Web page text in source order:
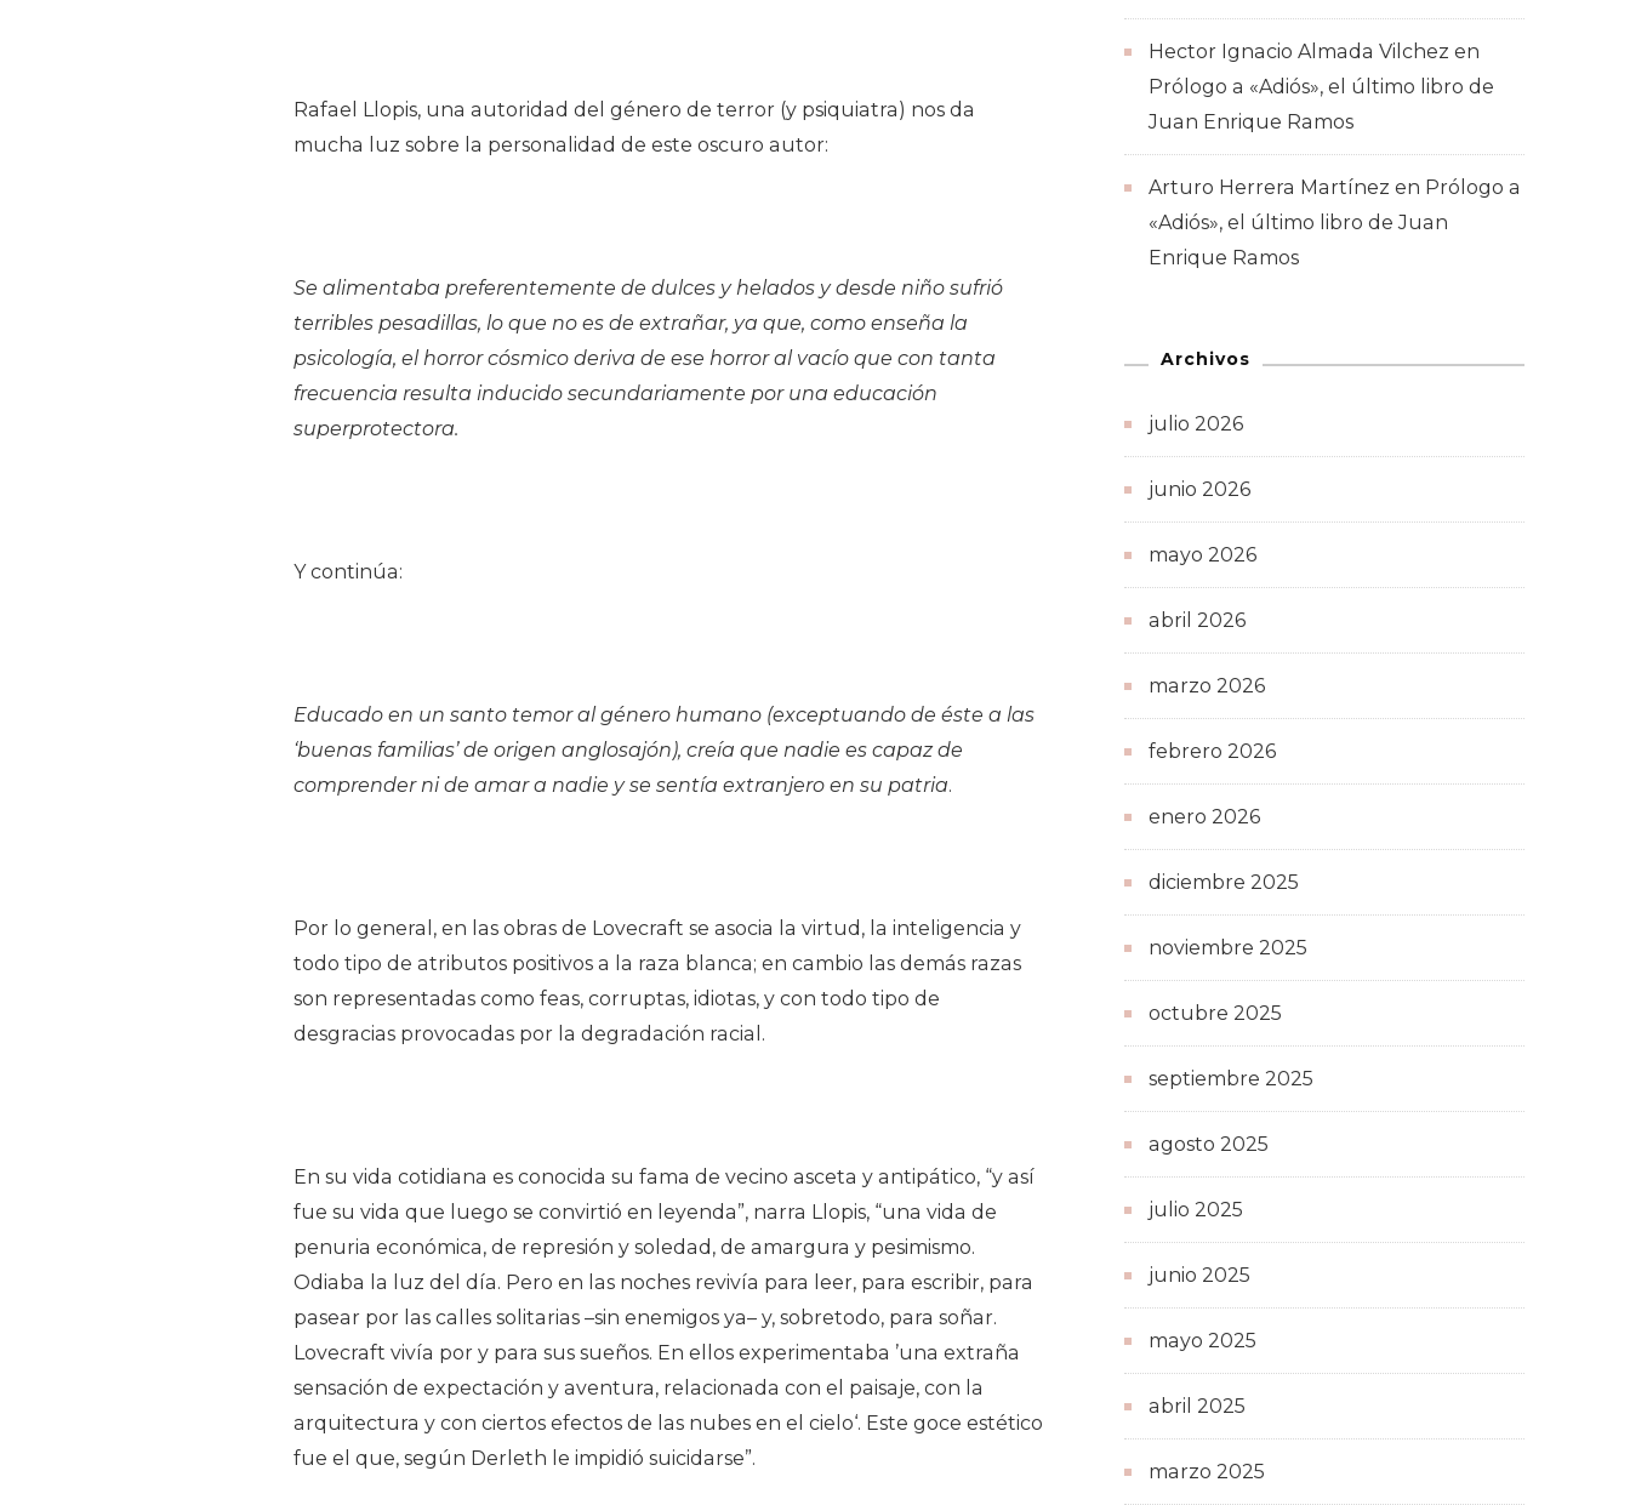
Rafael Llopis, una autoridad del género de terror (y psiquiatra) nos da
mucha luz sobre la personalidad de este oscuro autor:
Se alimentaba preferentemente de dulces y helados y desde niño sufrió
terribles pesadillas, lo que no es de extrañar, ya que, como enseña la
psicología, el horror cósmico deriva de ese horror al vacío que con tanta
frecuencia resulta inducido secundariamente por una educación
superprotectora.
Y continúa:
Educado en un santo temor al género humano (exceptuando de éste a las
‘buenas familias’ de origen anglosajón), creía que nadie es capaz de
comprender ni de amar a nadie y se sentía extranjero en su patria.
Por lo general, en las obras de Lovecraft se asocia la virtud, la inteligencia y
todo tipo de atributos positivos a la raza blanca; en cambio las demás razas
son representadas como feas, corruptas, idiotas, y con todo tipo de
desgracias provocadas por la degradación racial.
En su vida cotidiana es conocida su fama de vecino asceta y antipático, “y así
fue su vida que luego se convirtió en leyenda”, narra Llopis, “una vida de
penuria económica, de represión y soledad, de amargura y pesimismo.
Odiaba la luz del día. Pero en las noches revivía para leer, para escribir, para
pasear por las calles solitarias –sin enemigos ya– y, sobretodo, para soñar.
Lovecraft vivía por y para sus sueños. En ellos experimentaba ’una extraña
sensación de expectación y aventura, relacionada con el paisaje, con la
arquitectura y con ciertos efectos de las nubes en el cielo‘. Este goce estético
fue el que, según Derleth le impidió suicidarse”.
Hector Ignacio Almada Vilchez en
Prólogo a «Adiós», el último libro de
Juan Enrique Ramos
Arturo Herrera Martínez en Prólogo a
«Adiós», el último libro de Juan
Enrique Ramos
Archivos
julio 2026
junio 2026
mayo 2026
abril 2026
marzo 2026
febrero 2026
enero 2026
diciembre 2025
noviembre 2025
octubre 2025
septiembre 2025
agosto 2025
julio 2025
junio 2025
mayo 2025
abril 2025
marzo 2025